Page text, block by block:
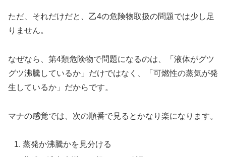
ただ、それだけだと、乙4の危険物取扱の問題では少し足
りません。
なぜなら、第4類危険物で問題になるのは、「液体がグツ
グツ沸騰しているか」だけではなく、「可燃性の蒸気が発
生しているか」だからです。
マナの感覚では、次の順番で見るとかなり楽になります。
蒸発か沸騰かを見分ける